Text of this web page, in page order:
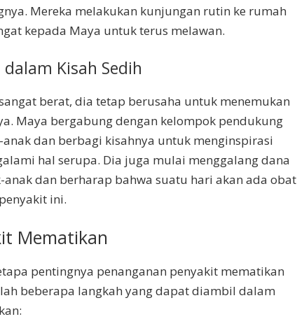
Mereka melakukan kunjungan rutin ke rumah
kepada Maya untuk terus melawan.
Kisah Sedih
berat, dia tetap berusaha untuk menemukan
Maya bergabung dengan kelompok pendukung
dan berbagi kisahnya untuk menginspirasi
hal serupa. Dia juga mulai menggalang dana
dan berharap bahwa suatu hari akan ada obat
ini.
Mematikan
pentingnya penanganan penyakit mematikan
beberapa langkah yang dapat diambil dalam